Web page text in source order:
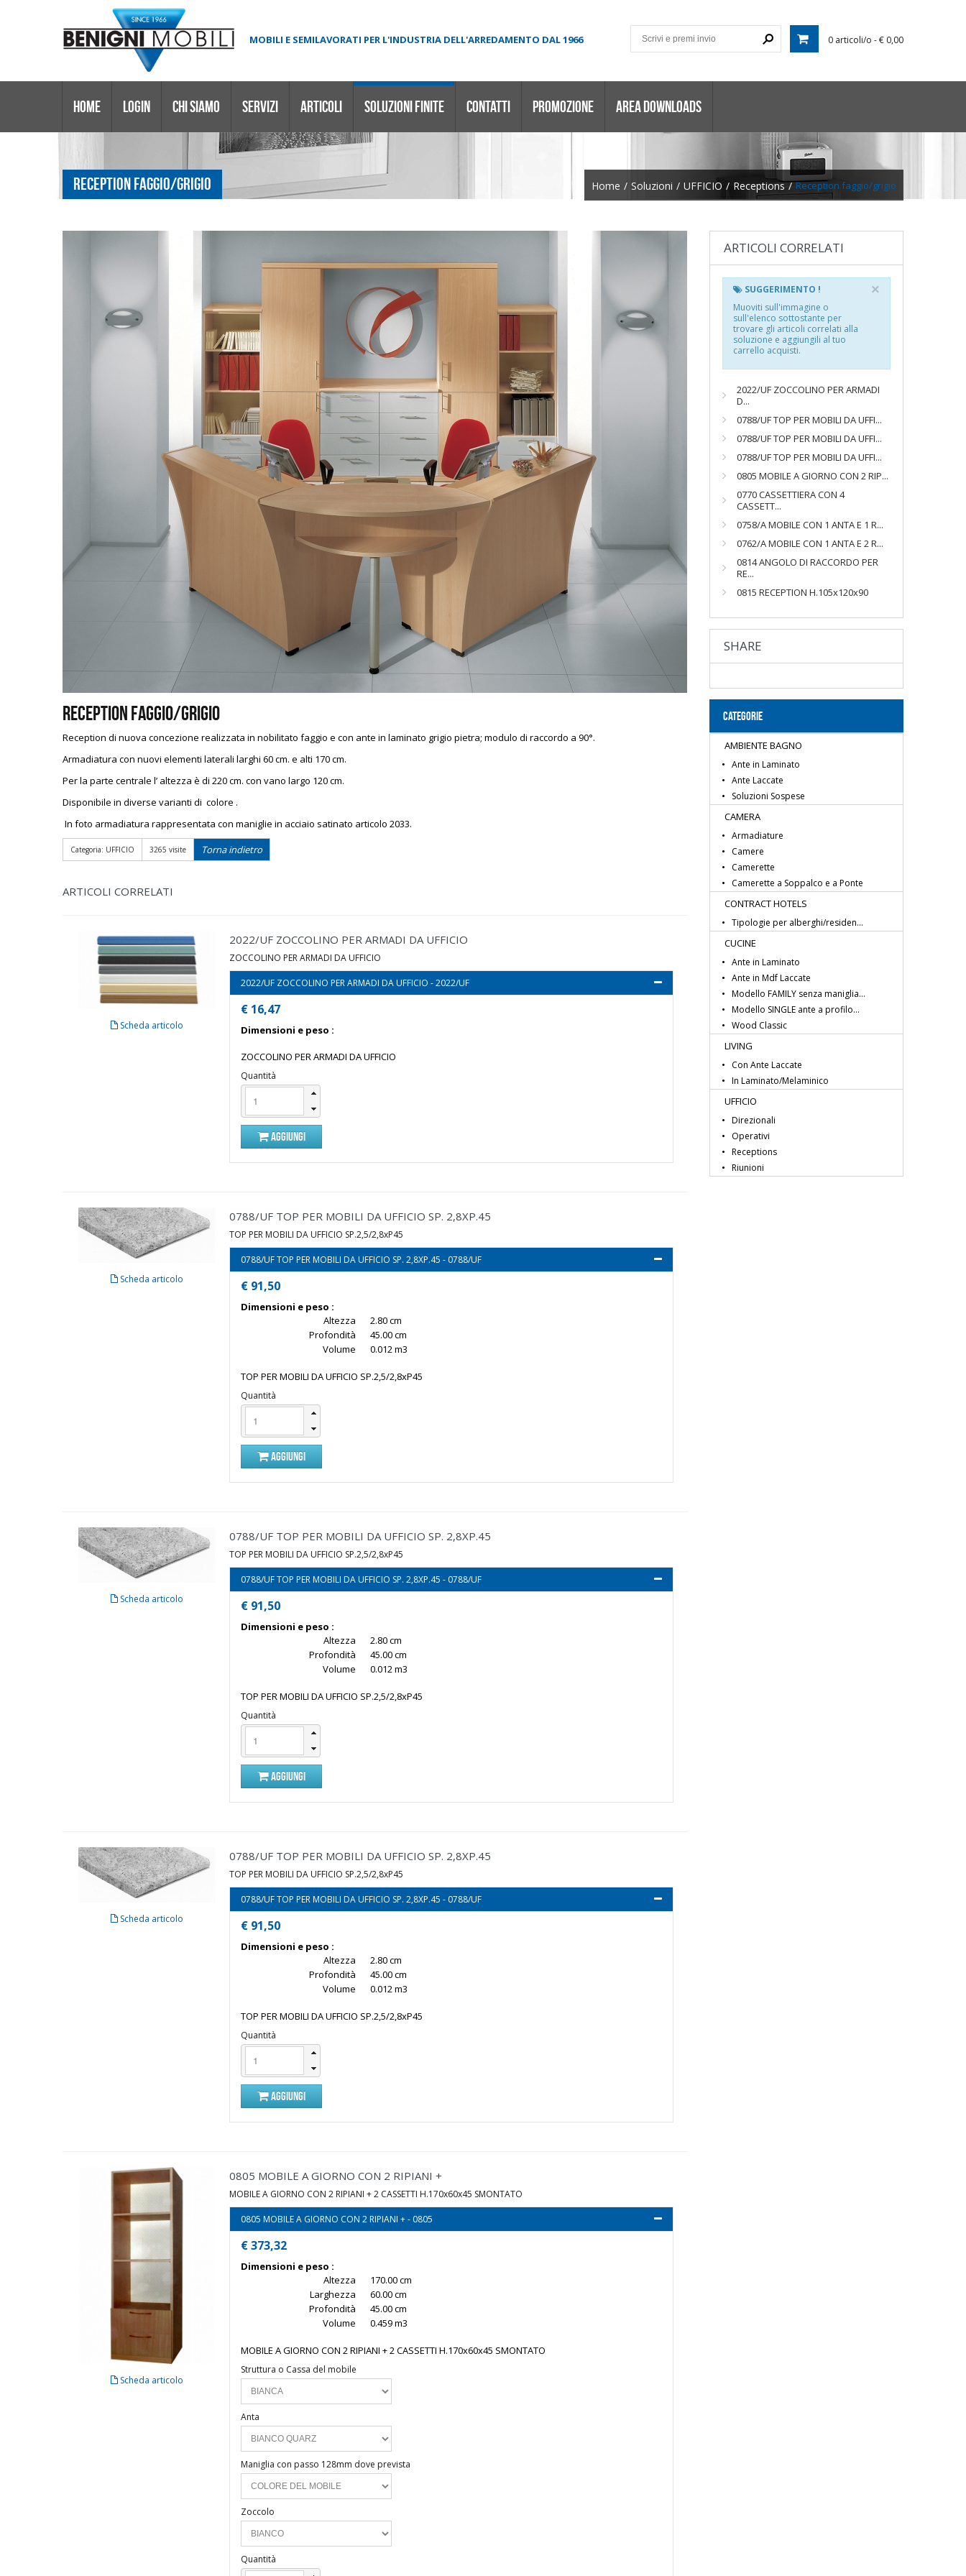
MOBILI E SEMILAVORATI PER L'INDUSTRIA DELL'ARREDAMENTO DAL 1966 0 articoli/o - € 0,00
HOME LOGIN CHI SIAMO SERVIZI ARTICOLI SOLUZIONI FINITE CONTATTI PROMOZIONE AREA DOWNLOADS
RECEPTION FAGGIO/GRIGIO Home / Soluzioni / UFFICIO / Receptions / Reception faggio/grigio
Reception faggio/grigio
Reception di nuova concezione realizzata in nobilitato faggio e con ante in laminato grigio pietra; modulo di raccordo a 90°.
Armadiatura con nuovi elementi laterali larghi 60 cm. e alti 170 cm.
Per la parte centrale l’ altezza è di 220 cm. con vano largo 120 cm.
Disponibile in diverse varianti di colore .
In foto armadiatura rappresentata con maniglie in acciaio satinato articolo 2033.
Categoria: UFFICIO 3265 visite Torna indietro
ARTICOLI CORRELATI
Scheda articolo
2022/UF ZOCCOLINO PER ARMADI DA UFFICIO
ZOCCOLINO PER ARMADI DA UFFICIO
2022/UF ZOCCOLINO PER ARMADI DA UFFICIO - 2022/UF
€ 16,47
Dimensioni e peso :
ZOCCOLINO PER ARMADI DA UFFICIO
Quantità
AGGIUNGI
Scheda articolo
0788/UF TOP PER MOBILI DA UFFICIO SP. 2,8XP.45
TOP PER MOBILI DA UFFICIO SP.2,5/2,8xP45
0788/UF TOP PER MOBILI DA UFFICIO SP. 2,8XP.45 - 0788/UF
€ 91,50
Dimensioni e peso :
Altezza
2.80 cm
Profondità
45.00 cm
Volume
0.012 m3
TOP PER MOBILI DA UFFICIO SP.2,5/2,8xP45
Quantità
AGGIUNGI
Scheda articolo
0788/UF TOP PER MOBILI DA UFFICIO SP. 2,8XP.45
TOP PER MOBILI DA UFFICIO SP.2,5/2,8xP45
0788/UF TOP PER MOBILI DA UFFICIO SP. 2,8XP.45 - 0788/UF
€ 91,50
Dimensioni e peso :
Altezza
2.80 cm
Profondità
45.00 cm
Volume
0.012 m3
TOP PER MOBILI DA UFFICIO SP.2,5/2,8xP45
Quantità
AGGIUNGI
Scheda articolo
0788/UF TOP PER MOBILI DA UFFICIO SP. 2,8XP.45
TOP PER MOBILI DA UFFICIO SP.2,5/2,8xP45
0788/UF TOP PER MOBILI DA UFFICIO SP. 2,8XP.45 - 0788/UF
€ 91,50
Dimensioni e peso :
Altezza
2.80 cm
Profondità
45.00 cm
Volume
0.012 m3
TOP PER MOBILI DA UFFICIO SP.2,5/2,8xP45
Quantità
AGGIUNGI
Scheda articolo
0805 MOBILE A GIORNO CON 2 RIPIANI +
MOBILE A GIORNO CON 2 RIPIANI + 2 CASSETTI H.170x60x45 SMONTATO
0805 MOBILE A GIORNO CON 2 RIPIANI + - 0805
€ 373,32
Dimensioni e peso :
Altezza
170.00 cm
Larghezza
60.00 cm
Profondità
45.00 cm
Volume
0.459 m3
MOBILE A GIORNO CON 2 RIPIANI + 2 CASSETTI H.170x60x45 SMONTATO
Struttura o Cassa del mobile
Anta
Maniglia con passo 128mm dove prevista
Zoccolo
Quantità
ARTICOLI CORRELATI
×
SUGGERIMENTO !
Muoviti sull'immagine o
sull'elenco sottostante per
trovare gli articoli correlati alla
soluzione e aggiungili al tuo
carrello acquisti.
2022/UF ZOCCOLINO PER ARMADI
D...
0788/UF TOP PER MOBILI DA UFFI...
0788/UF TOP PER MOBILI DA UFFI...
0788/UF TOP PER MOBILI DA UFFI...
0805 MOBILE A GIORNO CON 2 RIP...
0770 CASSETTIERA CON 4
CASSETT...
0758/A MOBILE CON 1 ANTA E 1 R...
0762/A MOBILE CON 1 ANTA E 2 R...
0814 ANGOLO DI RACCORDO PER
RE...
0815 RECEPTION H.105x120x90
SHARE
CATEGORIE
AMBIENTE BAGNO
Ante in Laminato
Ante Laccate
Soluzioni Sospese
CAMERA
Armadiature
Camere
Camerette
Camerette a Soppalco e a Ponte
CONTRACT HOTELS
Tipologie per alberghi/residen...
CUCINE
Ante in Laminato
Ante in Mdf Laccate
Modello FAMILY senza maniglia...
Modello SINGLE ante a profilo...
Wood Classic
LIVING
Con Ante Laccate
In Laminato/Melaminico
UFFICIO
Direzionali
Operativi
Receptions
Riunioni